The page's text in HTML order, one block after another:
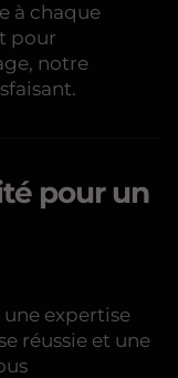
à chaque
pour
notre
pour un
une expertise
réussie et une